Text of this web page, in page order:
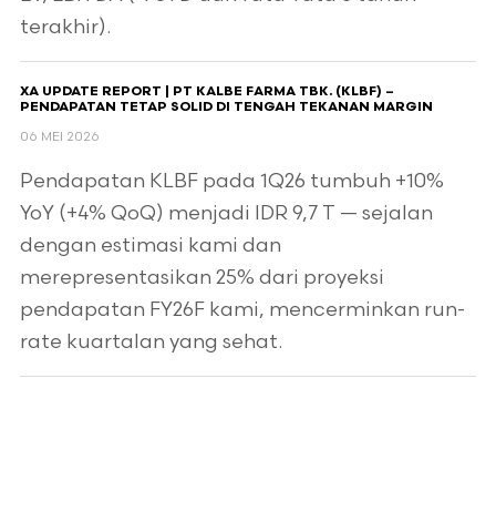
terakhir).
XA UPDATE REPORT | PT KALBE FARMA TBK. (KLBF) –
PENDAPATAN TETAP SOLID DI TENGAH TEKANAN MARGIN
06 MEI 2026
Pendapatan KLBF pada 1Q26 tumbuh +10%
YoY (+4% QoQ) menjadi IDR 9,7 T — sejalan
dengan estimasi kami dan
merepresentasikan 25% dari proyeksi
pendapatan FY26F kami, mencerminkan run-
rate kuartalan yang sehat.